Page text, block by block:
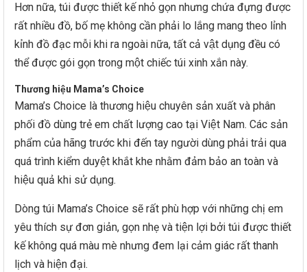
Hơn nữa, túi được thiết kế nhỏ gọn nhưng chứa đựng được
rất nhiều đồ, bố mẹ không cần phải lo lắng mang theo lỉnh
kỉnh đồ đạc mỗi khi ra ngoài nữa, tất cả vật dụng đều có
thể được gói gọn trong một chiếc túi xinh xắn này.
Thương hiệu Mama’s Choice
Mama’s Choice là thương hiệu chuyên sản xuất và phân
phối đồ dùng trẻ em chất lượng cao tại Việt Nam. Các sản
phẩm của hãng trước khi đến tay người dùng phải trải qua
quá trình kiểm duyệt khắt khe nhằm đảm bảo an toàn và
hiệu quả khi sử dụng.
Dòng túi Mama’s Choice sẽ rất phù hợp với những chị em
yêu thích sự đơn giản, gọn nhẹ và tiện lợi bởi túi được thiết
kế không quá màu mè nhưng đem lại cảm giác rất thanh
lịch và hiện đại.